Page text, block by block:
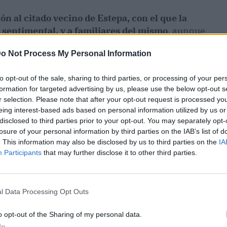
Not Process My Personal Information
opt-out of the sale, sharing to third parties, or processing of your
for targeted advertising by us, please use the below opt-out
selection. Please note that after your opt-out request is processed
interest-based ads based on personal information utilized by us
to third parties prior to your opt-out. You may separately
of your personal information by third parties on the IAB’s list of
This information may also be disclosed by us to third parties on the
Participants that may further disclose it to other third parties.
Data Processing Opt Outs
opt-out of the Sharing of my personal data.
al citado vecino de Estepa, con el que la
y a familiares del mismo, aunque
"algo si él lo sabe", después de que la chica,
su domicilio familiar de Martín de la Jara
de él en Estepa, al objeto de recoger sus
de la Jara, extremo que jamás sucedió.